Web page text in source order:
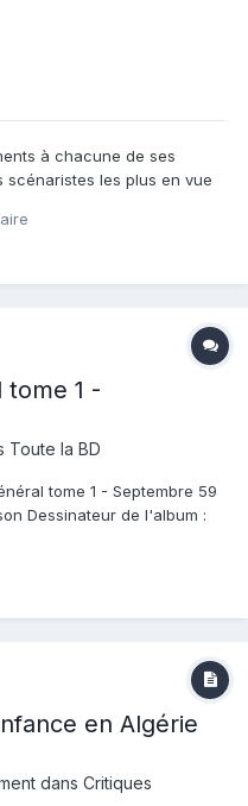
à chacune de ses
les plus en vue
1629 (Glénat), il reste dans
la situ...
tome 1 -
Toute la BD
tome 1 - Septembre 59
Dessinateur de l'album :
: 1959. Alors que les
en Algérie
dans Critiques